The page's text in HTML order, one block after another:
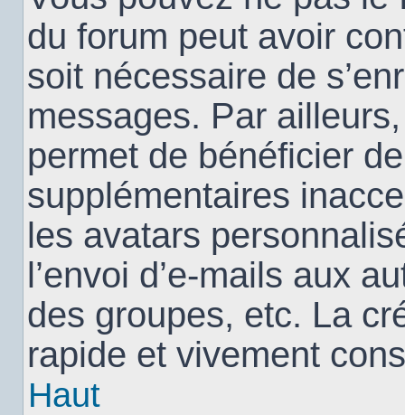
du forum peut avoir
soit nécessaire de
messages. Par
permet de bénéficier
supplémentaires
les avatars
l’envoi d’e-mails aux
des groupes, etc. La
rapide et vivement
Haut